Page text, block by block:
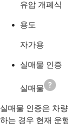
유압 개폐식
용도
자가용
실매물 인증
실매물
실매물 인증은 차
하는 경우 현재 운